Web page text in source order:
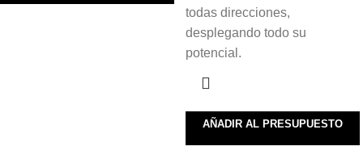
todas direcciones,
desplegando todo su
potencial.
AÑADIR AL PRESUPUESTO